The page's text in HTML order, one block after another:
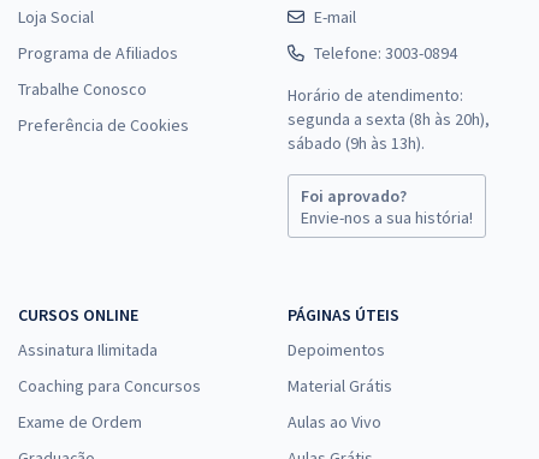
Loja Social
Programa de Afiliados
Trabalhe Conosco
Preferência de Cookies
E-mail
Telefone: 3003-0894
Horário de atendimento:
segunda a sexta (8h às 20h),
sábado (9h às 13h).
Foi aprovado?
Envie-nos a sua história!
CURSOS ONLINE
Assinatura Ilimitada
Coaching para Concursos
Exame de Ordem
PÁGINAS ÚTEIS
Depoimentos
Material Grátis
Aulas ao Vivo